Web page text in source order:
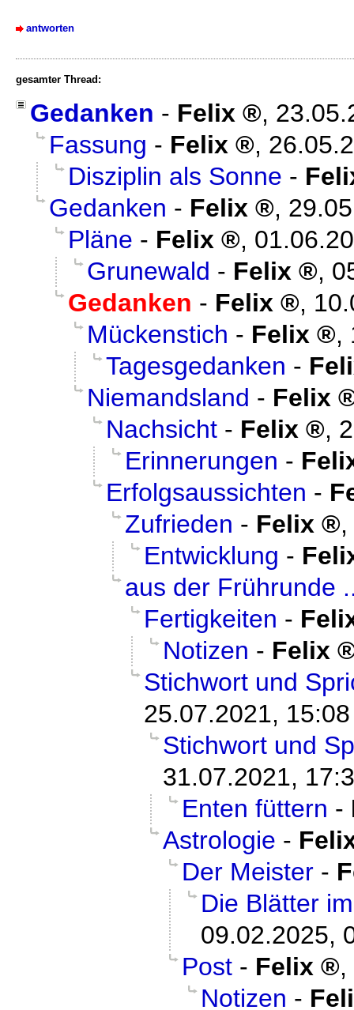
antworten
gesamter Thread:
Gedanken - Felix ,
Fassung - Felix ,
Disziplin als Sonne -
Gedanken - Felix ,
Pläne - Felix ,
Grunewald - Felix ,
Gedanken - Felix ,
Mückenstich - Felix ,
Tagesgedanken -
Niemandsland - Felix
Nachsicht - Felix ,
Erinnerungen -
Erfolgsaussichten -
Zufrieden - Felix
,
Entwicklung -
aus der Frührunde
Fertigkeiten -
Notizen - Felix
Stichwort und
25.07.2021, 15:08
Stichwort und
31.07.2021,
Enten füttern -
Astrologie -
Der Meister -
Die Blätter
09.02.2025,
Post - Felix
,
Notizen -